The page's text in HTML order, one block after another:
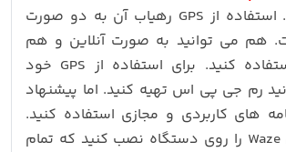
تجربه تلقی کرد. استفاده از GPS رهیاب آن به دو صورت
هم می توانید به صورت آنلاین و هم
آفلاین از آن استفاده کنید. برای استفاده از GPS خود
رم جی پی اس تهیه کنید. اما پیشنهاد
های کاربردی و مجازی استفاده کنید.
برنامه های مثل Waze را روی دستگاه نصب کنید که تمام